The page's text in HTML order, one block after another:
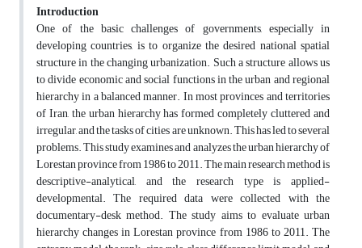
Introduction
One of the basic challenges of governments, especially in
developing countries, is to organize the desired national spatial
structure in the changing urbanization. Such a structure allows us
to divide economic and social functions in the urban and regional
hierarchy in a balanced manner. In most provinces and territories
of Iran, the urban hierarchy has formed completely cluttered and
irregular, and the tasks of cities are unknown. This has led to several
problems. This study examines and analyzes the urban hierarchy of
Lorestan province from 1986 to 2011. The main research method is
descriptive-analytical, and the research type is applied-
developmental. The required data were collected with the
documentary-desk method. The study aims to evaluate urban
hierarchy changes in Lorestan province from 1986 to 2011. The